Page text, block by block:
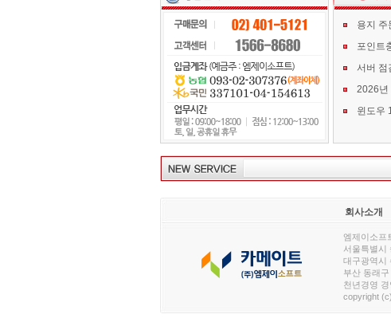
용지 주
포인트
서버 점
2026년
회사소개
엠제이소프
서울특별시
대구광역시
부산 동래
천년경영
copyright